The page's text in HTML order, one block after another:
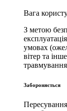
Вага
З метою
умовах
вітер та
Забороняється